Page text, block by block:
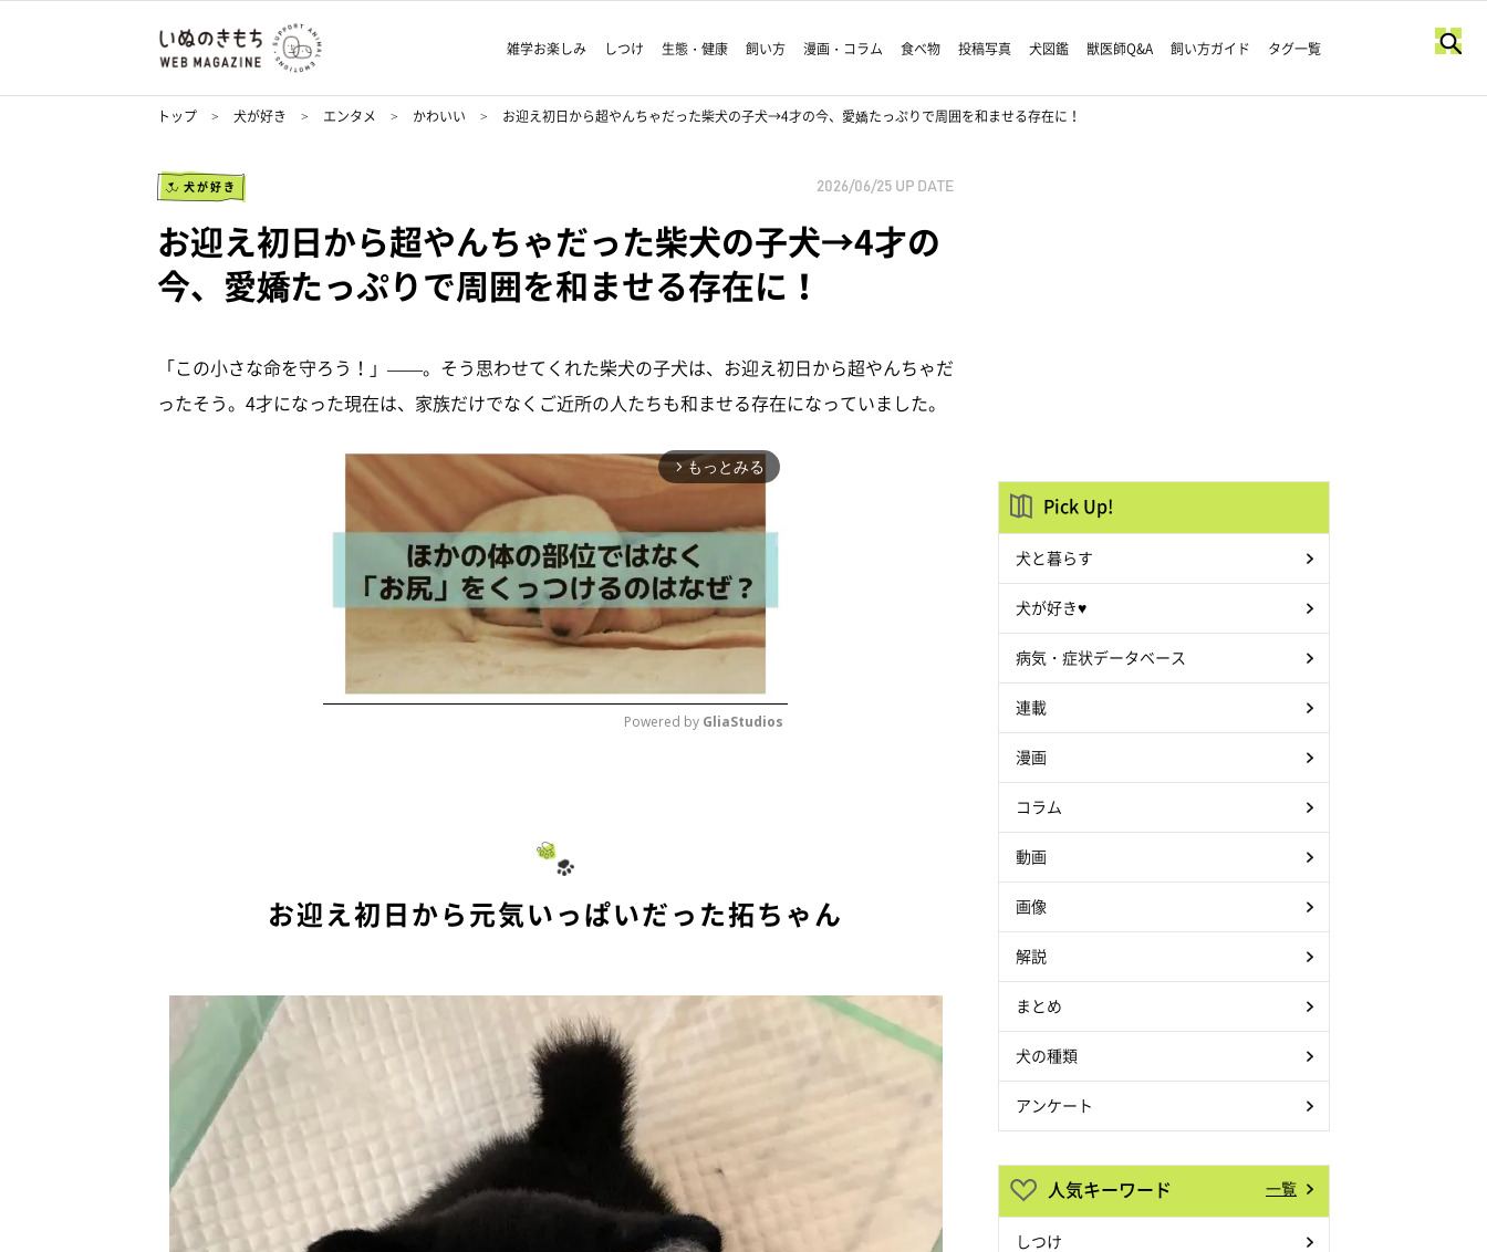
雑学お楽しみ しつけ 生態・健康 飼い方 漫画・コラム 食べ物 投稿写真 犬図鑑 獣医師Q&A 飼い方ガイド タグ一覧
トップ 犬が好き エンタメ かわいい お迎え初日から超やんちゃだった柴犬の子犬→4才の今、愛嬌たっぷりで周囲を和ませる存在に！
犬が好き 2026/06/25 UP DATE
お迎え初日から超やんちゃだった柴犬の子犬→4才の
今、愛嬌たっぷりで周囲を和ませる存在に！
「この小さな命を守ろう！」——。そう思わせてくれた柴犬の子犬は、お迎え初日から超やんちゃだ
ったそう。4才になった現在は、家族だけでなくご近所の人たちも和ませる存在になっていました。
arrow_forward_ios もっとみる
Powered by GliaStudios
お迎え初日から元気いっぱいだった拓ちゃん
Pick Up!
犬と暮らす
犬が好き♥
病気・症状データベース
連載
漫画
コラム
動画
画像
解説
まとめ
犬の種類
アンケート
人気キーワード 一覧
しつけ